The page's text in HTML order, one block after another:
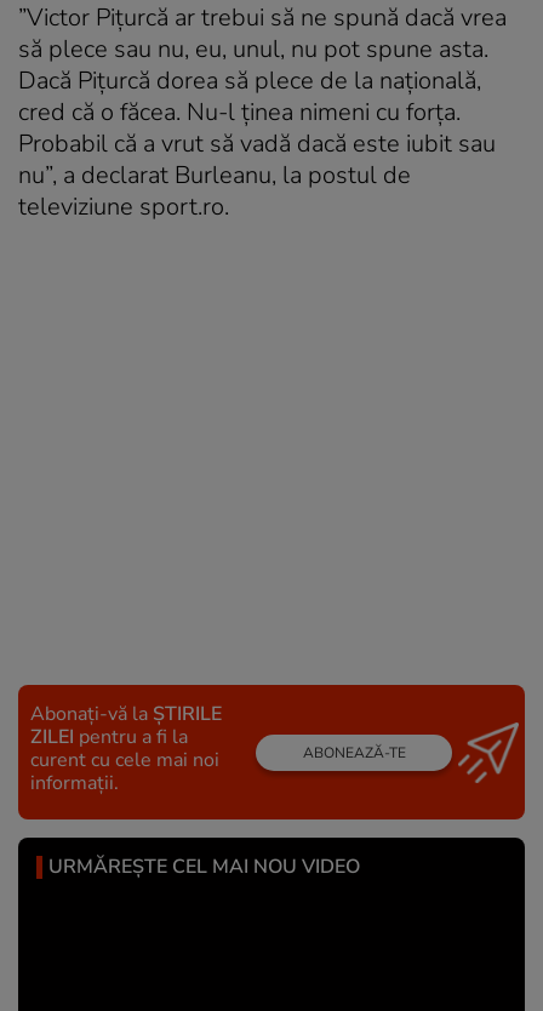
”Victor Piţurcă ar trebui să ne spună dacă vrea
să plece sau nu, eu, unul, nu pot spune asta.
Dacă Piţurcă dorea să plece de la naţională,
cred că o făcea. Nu-l ţinea nimeni cu forţa.
Probabil că a vrut să vadă dacă este iubit sau
nu”, a declarat Burleanu, la postul de
televiziune sport.ro.
Abonați-vă la ȘTIRILE
ZILEI pentru a fi la
curent cu cele mai noi
informații.
ABONEAZĂ-TE
URMĂREȘTE CEL MAI NOU VIDEO